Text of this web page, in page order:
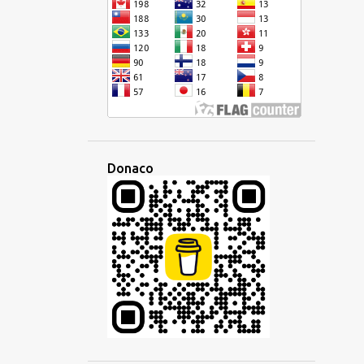
ESPERANTO ESPLORO
ETIMOLOGIO ETNO EŬROPA
EŬROPO EVENTO EVOLUADO
FANTAZIA FESTO
FRAZO FREMDA FREMDLINGVO
FREMDULOJ GALEGA GEOGRAFIA
GERMANA GESTO GLOSSIKO
GRAMATIKO HAITIA KREOLA
HAITIO HAKKA HEBREA
HELPA HEREDAĴO HISPANA
Donaco